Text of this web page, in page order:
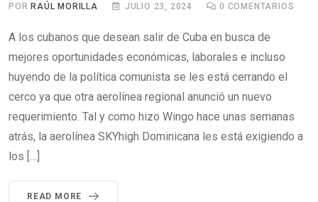
PORRAÚL MORILLA JULIO 23, 2024 0 COMENTARIOS
A los cubanos que desean salir de Cuba en busca de
mejores oportunidades económicas, laborales e incluso
huyendo de la política comunista se les está cerrando el
cerco ya que otra aerolínea regional anunció un nuevo
requerimiento. Tal y como hizo Wingo hace unas semanas
atrás, la aerolínea SKYhigh Dominicana les está exigiendo a
los […]
READ MORE